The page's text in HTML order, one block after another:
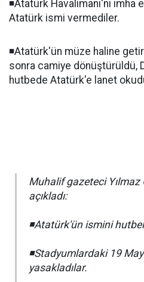
◾️Atatürk Havalimanı'nı imha
Atatürk ismi vermediler.
◾️Atatürk'ün müze haline
sonra camiye dönüştürüldü,
hutbede Atatürk'e lanet
Muhalif gazeteci Yılmaz
açıkladı:
◾️Atatürk'ün ismini
◾️Stadyumlardaki 19
yasakladılar.